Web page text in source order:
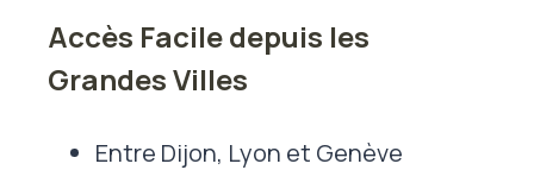
Accès Facile depuis les
Grandes Villes
Entre Dijon, Lyon et Genève